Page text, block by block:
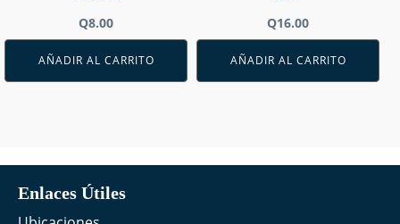
Q8.00
AÑADIR AL CARRITO
Q16.00
AÑADIR AL CARRITO
Enlaces Útiles